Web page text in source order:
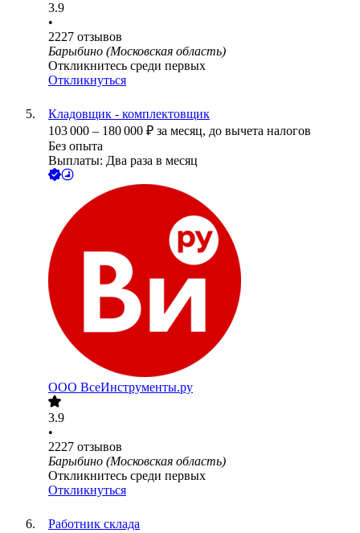
3.9
•
2227 отзывов
Барыбино (Московская область)
Откликнитесь среди первых
Откликнуться
Кладовщик - комплектовщик
103 000 – 180 000 ₽ за месяц, до вычета налогов
Без опыта
Выплаты: Два раза в месяц
ООО ВсеИнструменты.ру
3.9
•
2227 отзывов
Барыбино (Московская область)
Откликнитесь среди первых
Откликнуться
Работник склада